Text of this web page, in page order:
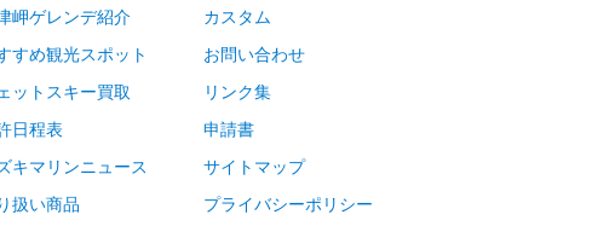
岬ゲレンデ紹介
すめ観光スポット
ットスキー買取
日程表
キマリンニュース
扱い商品
カスタム
お問い合わせ
リンク集
申請書
サイトマップ
プライバシーポリシー